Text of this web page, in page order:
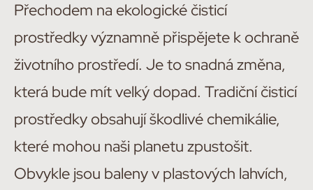
Přechodem na ekologické čisticí
prostředky významně přispějete k ochraně
životního prostředí. Je to snadná změna,
která bude mít velký dopad. Tradiční čisticí
prostředky obsahují škodlivé chemikálie,
které mohou naši planetu zpustošit.
Obvykle jsou baleny v plastových lahvích,